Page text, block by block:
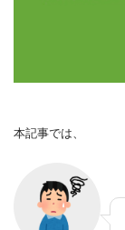
本記事では、